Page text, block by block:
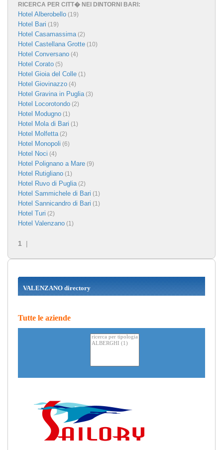
RICERCA PER CITT� NEI DINTORNI BARI:
Hotel Alberobello (19)
Hotel Bari (19)
Hotel Casamassima(2)
Hotel Castellana Grotte (10)
Hotel Conversano (4)
Hotel Corato (5)
Hotel Gioia del Colle (1)
Hotel Giovinazzo (4)
Hotel Gravina in Puglia(3)
Hotel Locorotondo (2)
Hotel Modugno (1)
Hotel Mola di Bari (1)
Hotel Molfetta(2)
Hotel Monopoli (6)
Hotel Noci (4)
Hotel Polignano a Mare (9)
Hotel Rutigliano (1)
Hotel Ruvo di Puglia(2)
Hotel Sammichele di Bari (1)
Hotel Sannicandro di Bari (1)
Hotel Turi (2)
Hotel Valenzano (1)
1 |
VALENZANO directory
Tutte le aziende